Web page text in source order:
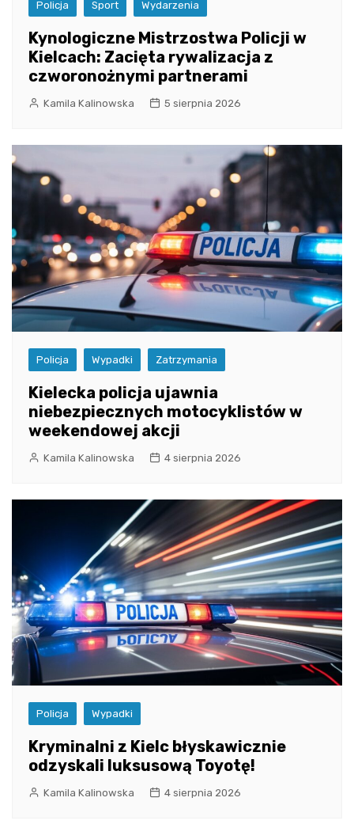
Policja Sport Wydarzenia
Kynologiczne Mistrzostwa Policji w
Kielcach: Zacięta rywalizacja z
czworonożnymi partnerami
Kamila Kalinowska 5 sierpnia 2026
Policja Wypadki Zatrzymania
Kielecka policja ujawnia
niebezpiecznych motocyklistów w
weekendowej akcji
Kamila Kalinowska 4 sierpnia 2026
Policja Wypadki
Kryminalni z Kielc błyskawicznie
odzyskali luksusową Toyotę!
Kamila Kalinowska 4 sierpnia 2026